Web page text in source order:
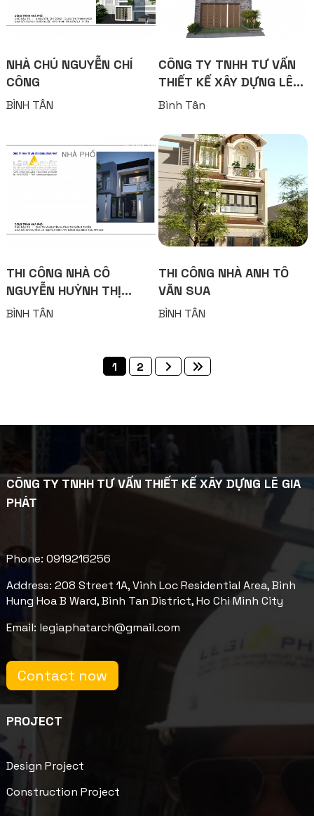
NHÀ CHÚ NGUYỄN CHÍ
CÔNG
BÌNH TÂN
CÔNG TY TNHH TƯ VẤN
THIẾT KẾ XÂY DỰNG LÊ
GIA PHÁT
Bình Tân
THI CÔNG NHÀ CÔ
NGUYỄN HUỲNH THỊ
MỘNG TUYỀN
BÌNH TÂN
THI CÔNG NHÀ ANH TÔ
VĂN SUA
BÌNH TÂN
1 2
CÔNG TY TNHH TƯ VẤN THIẾT KẾ XÂY DỰNG LÊ GIA
PHÁT
Phone: 0919216256
Address: 208 Street 1A, Vinh Loc Residential Area, Binh
Hung Hoa B Ward, Binh Tan District, Ho Chi Minh City
Email: legiaphatarch@gmail.com
Contact now
PROJECT
Design Project
Construction Project